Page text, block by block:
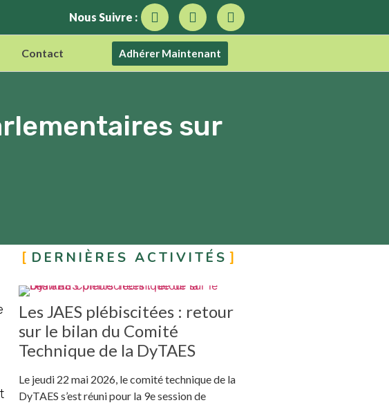
Nous Suivre :
Contact Adhérer Maintenant
sur
DERNIÈRES ACTIVITÉS
Les JAES plébiscitées : retour
sur le bilan du Comité
Technique de la DyTAES
Le jeudi 22 mai 2026, le comité technique de la
DyTAES s’est réuni pour la 9e session de